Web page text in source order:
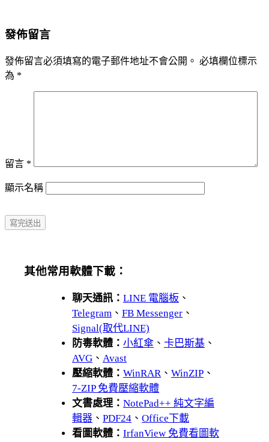
發佈留言
發佈留言必須填寫的電子郵件地址不會公開。 必填欄位標示
為 *
留言 *
顯示名稱
其他常用軟體下載：
聊天通訊： LINE 電腦板 、
Telegram 、 FB Messenger 、
Signal(取代LINE)
防毒軟體： 小紅傘 、 卡巴斯基 、
AVG 、 Avast
壓縮軟體： WinRAR、 WinZIP 、
7-ZIP 免費壓縮軟體
文書處理： NotePad++ 純文字編
輯器 、 PDF24 、 Office下載
看圖軟體： IrfanView 免費看圖軟